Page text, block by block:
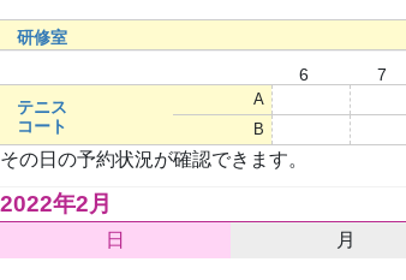
研修室
6 7
テニス
コート
A
B
その日の予約状況が確認できます。
2022年2月
日 月